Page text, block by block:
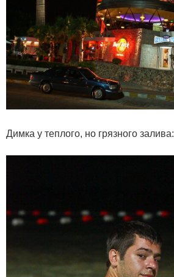
Димка у теплого, но грязного залива: